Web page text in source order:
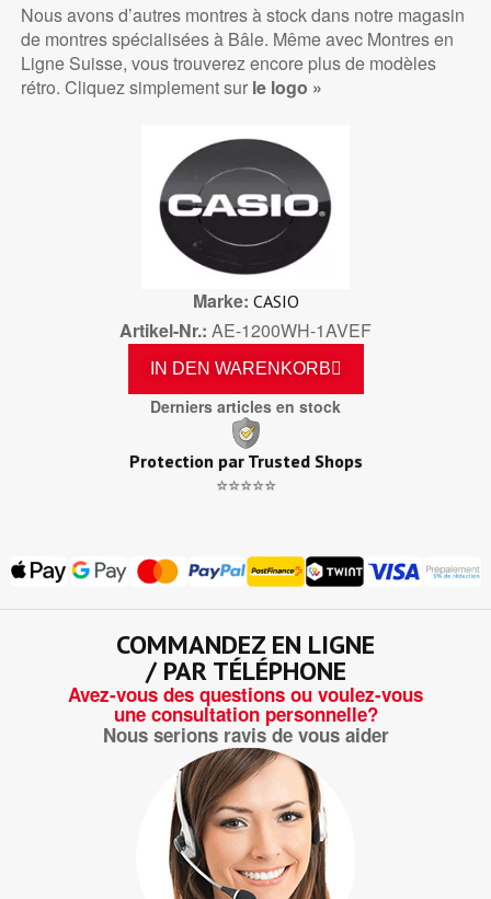
Nous avons d’autres montres à stock dans notre magasin
de montres spécialisées à Bâle. Même avec Montres en
Ligne Suisse, vous trouverez encore plus de modèles
rétro. Cliquez simplement sur le logo »
Marke CASIO
Artikel-Nr. AE-1200WH-1AVEF
IN DEN WARENKORB
Derniers articles en stock
Protection par Trusted Shops
⭐⭐⭐⭐⭐
COMMANDEZ EN LIGNE
/ PAR TÉLÉPHONE
Avez-vous des questions ou voulez-vous
une consultation personnelle?
Nous serions ravis de vous aider